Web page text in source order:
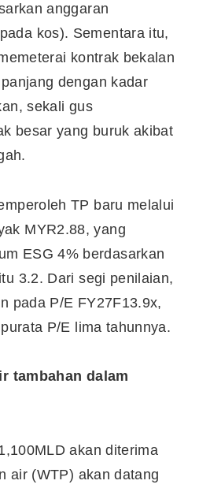
anggaran
kos). Sementara itu,
kontrak bekalan
dengan kadar
sekali gus
besar yang buruk akibat
TP baru melalui
MYR2.88, yang
ESG 4% berdasarkan
3.2. Dari segi penilaian,
pada P/E FY27F13.9x,
P/E lima tahunnya.
tambahan dalam
akan diterima
air (WTP) akan datang